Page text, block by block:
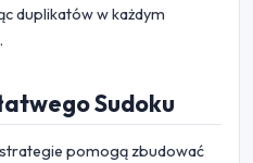
duplikatów w każdym
Sudoku
pomogą zbudować